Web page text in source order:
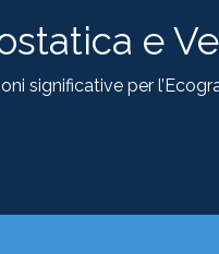
e
significative per